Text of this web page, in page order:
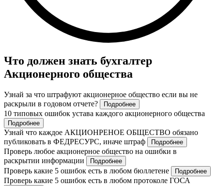
Что должен знать бухгалтер
Акционерного общества
Узнай за что штрафуют акционерное общество если вы не
раскрыли в годовом отчете?
Подробнее
10 типовых ошибок устава каждого акционерного общества
Подробнее
Узнай что каждое АКЦИОНРЕНОЕ ОБЩЕСТВО обязано
публиковать в ФЕДРЕСУРС, иначе штраф
Подробнее
Проверь любое акционерное общество на ошибки в
раскрытии информации
Подробнее
Проверь какие 5 ошибок есть в любом бюллетене Подробнее
Проверь какие 5 ошибок есть в любом протоколе ГОСА